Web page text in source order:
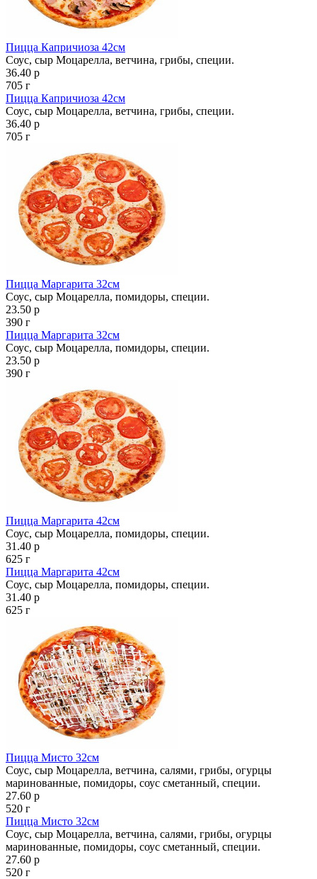
Пицца Капричиоза 42см
Соус, сыр Моцарелла, ветчина, грибы, специи.
36.40 р
705 г
Пицца Капричиоза 42см
Соус, сыр Моцарелла, ветчина, грибы, специи.
36.40 р
705 г
Пицца Маргарита 32см
Соус, сыр Моцарелла, помидоры, специи.
23.50 р
390 г
Пицца Маргарита 32см
Соус, сыр Моцарелла, помидоры, специи.
23.50 р
390 г
Пицца Маргарита 42см
Соус, сыр Моцарелла, помидоры, специи.
31.40 р
625 г
Пицца Маргарита 42см
Соус, сыр Моцарелла, помидоры, специи.
31.40 р
625 г
Пицца Мисто 32см
Соус, сыр Моцарелла, ветчина, салями, грибы, огурцы
маринованные, помидоры, соус сметанный, специи.
27.60 р
520 г
Пицца Мисто 32см
Соус, сыр Моцарелла, ветчина, салями, грибы, огурцы
маринованные, помидоры, соус сметанный, специи.
27.60 р
520 г